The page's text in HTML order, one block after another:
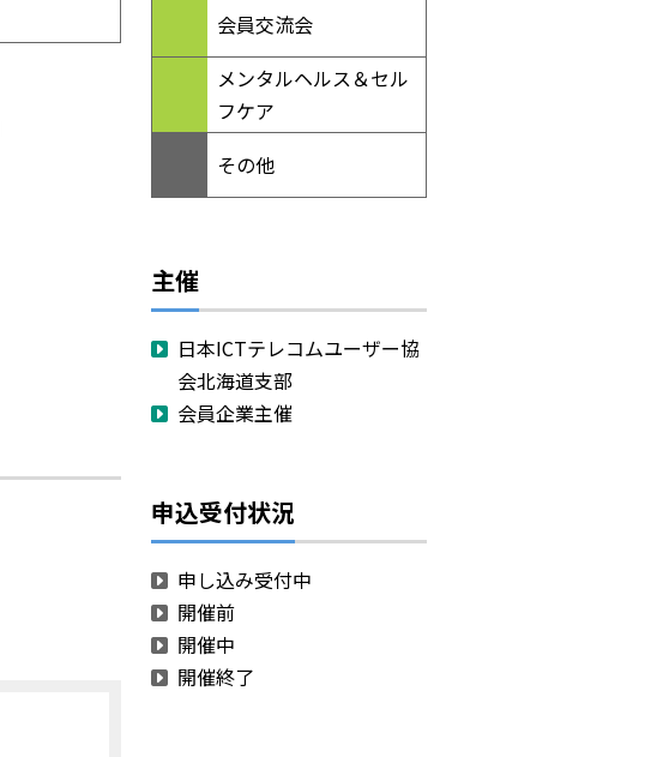
会員交流会
メンタルヘルス＆セル
フケア
その他
主催
日本ICTテレコムユーザー協
会北海道支部
会員企業主催
申込受付状況
申し込み受付中
開催前
開催中
開催終了